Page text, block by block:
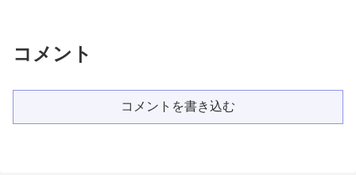
コメント
コメントを書き込む